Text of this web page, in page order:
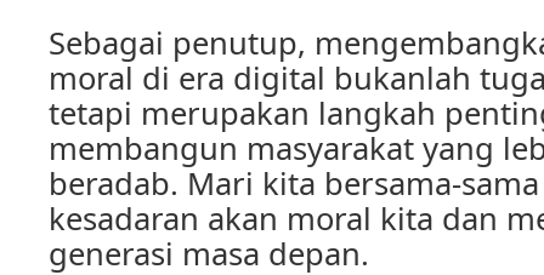
Sebagai penutup,
moral di era digital bukanlah
tetapi merupakan langkah
membangun masyarakat yang
beradab. Mari kita bersama-
kesadaran akan moral kita dan
generasi masa depan.